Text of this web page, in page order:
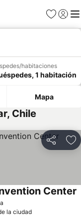
Favoritos
Iniciar
habitaciones
1 habitación
Mapa
Chile
Compartir
Center
la ciudad